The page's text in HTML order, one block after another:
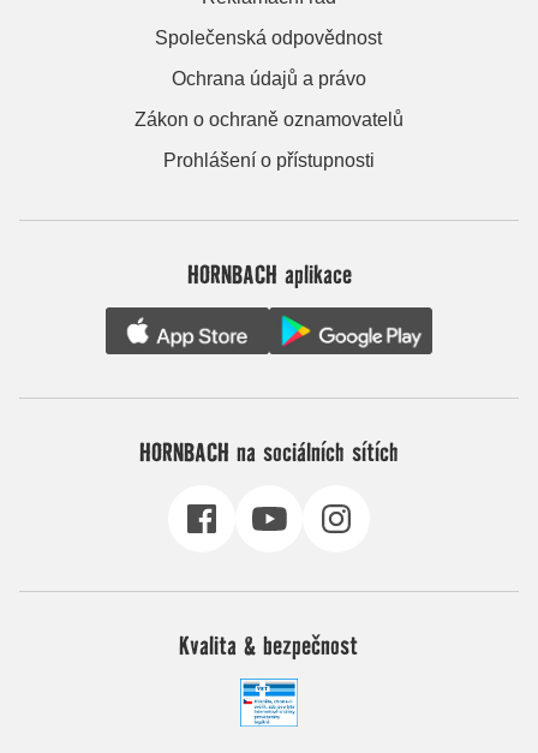
Společenská odpovědnost
Ochrana údajů a právo
Zákon o ochraně oznamovatelů
Prohlášení o přístupnosti
HORNBACH aplikace
HORNBACH na sociálních sítích
Kvalita & bezpečnost